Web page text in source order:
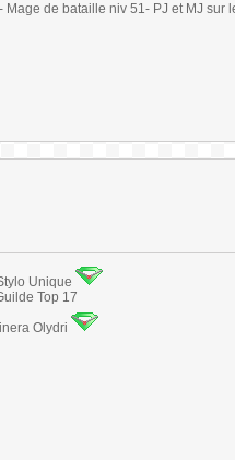
de bataille niv 51- PJ et MJ sur
Unique
Top 17
Olydri